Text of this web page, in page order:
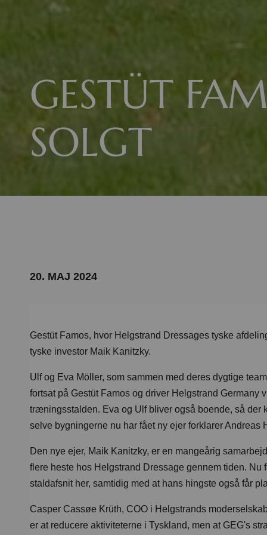
GESTÜT
SOLGT
20. MAJ 2024
Gestüt Famos, hvor Helgstrand Dressages tyske
tyske investor Maik Kanitzky.
Ulf og Eva Möller, som sammen med deres dygtige
fortsat på Gestüt Famos og driver Helgstrand
træningsstalden. Eva og Ulf bliver også boende, så
selve bygningerne nu har fået ny ejer forklarer Andreas
Den nye ejer, Maik Kanitzky, er en mangeårig
flere heste hos Helgstrand Dressage gennem tiden.
staldafsnit her, samtidig med at hans hingste også får
Casper Cassøe Krüth, COO i Helgstrands
er at reducere aktiviteterne i Tyskland, men at GEG's